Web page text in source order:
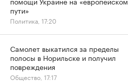
пути»
Политика, 17:20
Самолет выкатился за пределы
полосы в Норильске и получил
повреждения
Общество, 17:17